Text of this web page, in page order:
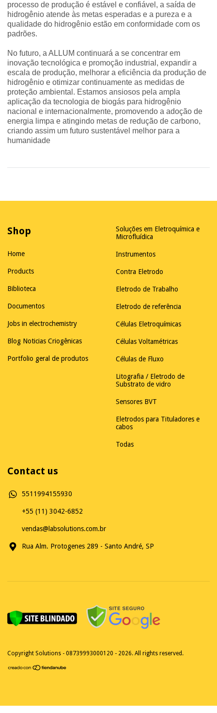
processo de produção é estável e confiável, a saída de
hidrogênio atende às metas esperadas e a pureza e a
qualidade do hidrogênio estão em conformidade com os
padrões.
No futuro, a ALLUM continuará a se concentrar em
inovação tecnológica e promoção industrial, expandir a
escala de produção, melhorar a eficiência da produção de
hidrogênio e otimizar continuamente as medidas de
proteção ambiental. Estamos ansiosos pela ampla
aplicação da tecnologia de biogás para hidrogênio
nacional e internacionalmente, promovendo a adoção de
energia limpa e atingindo metas de redução de carbono,
criando assim um futuro sustentável melhor para a
humanidade
Shop
Home
Products
Biblioteca
Documentos
Jobs in electrochemistry
Blog Noticias Criogênicas
Portfolio geral de produtos
Soluções em Eletroquímica e
Microfluídica
Instrumentos
Contra Eletrodo
Eletrodo de Trabalho
Eletrodo de referência
Células Eletroquímicas
Células Voltamétricas
Células de Fluxo
Litografia / Eletrodo de
Substrato de vidro
Sensores BVT
Eletrodos para Tituladores e
cabos
Todas
Contact us
5511994155930
+55 (11) 3042-6852
vendas@labsolutions.com.br
Rua Alm. Protogenes 289 - Santo André, SP
Copyright Solutions - 08739993000120 - 2026. All rights reserved.